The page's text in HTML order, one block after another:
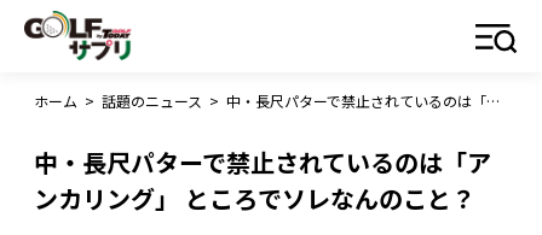
ホーム > 話題のニュース > 中・長尺パターで禁止されているのは「アンカリング」 ところでソレなんのこと？
中・長尺パターで禁止されているのは「ア
ンカリング」 ところでソレなんのこと？